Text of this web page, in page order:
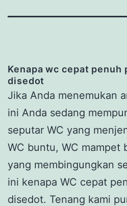
Kenapa wc cepat penuh
disedot
Jika Anda menemukan
ini Anda sedang
seputar WC yang
WC buntu, WC mampet
yang membingungkan
ini kenapa WC cepat
disedot. Tenang kami